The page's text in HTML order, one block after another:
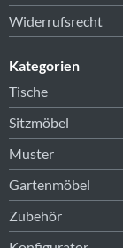
Widerrufsrecht
Kategorien
Tische
Sitzmöbel
Muster
Gartenmöbel
Zubehör